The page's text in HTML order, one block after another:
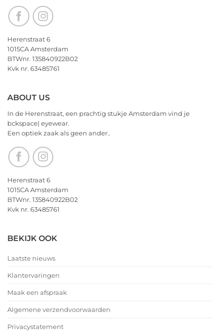
alvast
een
heerlijk
en
het
allerbeste
voor
Herenstraat 6
1015CA Amsterdam
BTWnr. 135840922B02
Kvk nr. 63485761
ABOUT US
In de Herenstraat, een prachtig stukje Amsterdam vind je
bckspace| eyewear.
Een optiek zaak als geen ander..
Herenstraat 6
1015CA Amsterdam
BTWnr. 135840922B02
Kvk nr. 63485761
BEKIJK OOK
Laatste nieuws
Klantervaringen
Maak een afspraak
Algemene verzendvoorwaarden
Privacystatement